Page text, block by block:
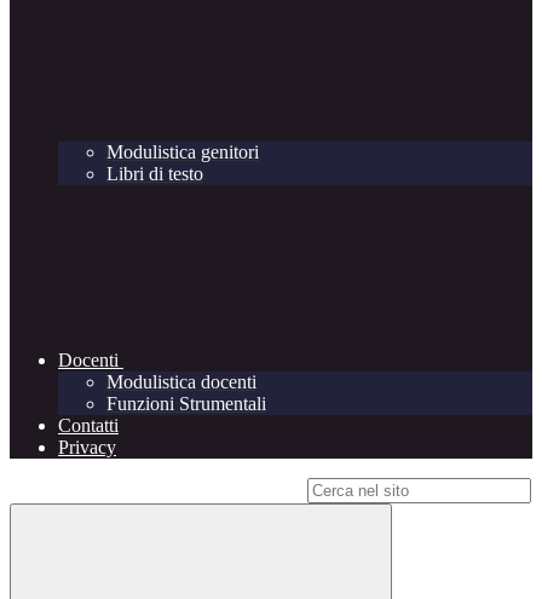
Modulistica genitori
Libri di testo
Docenti
Modulistica docenti
Funzioni Strumentali
Contatti
Privacy